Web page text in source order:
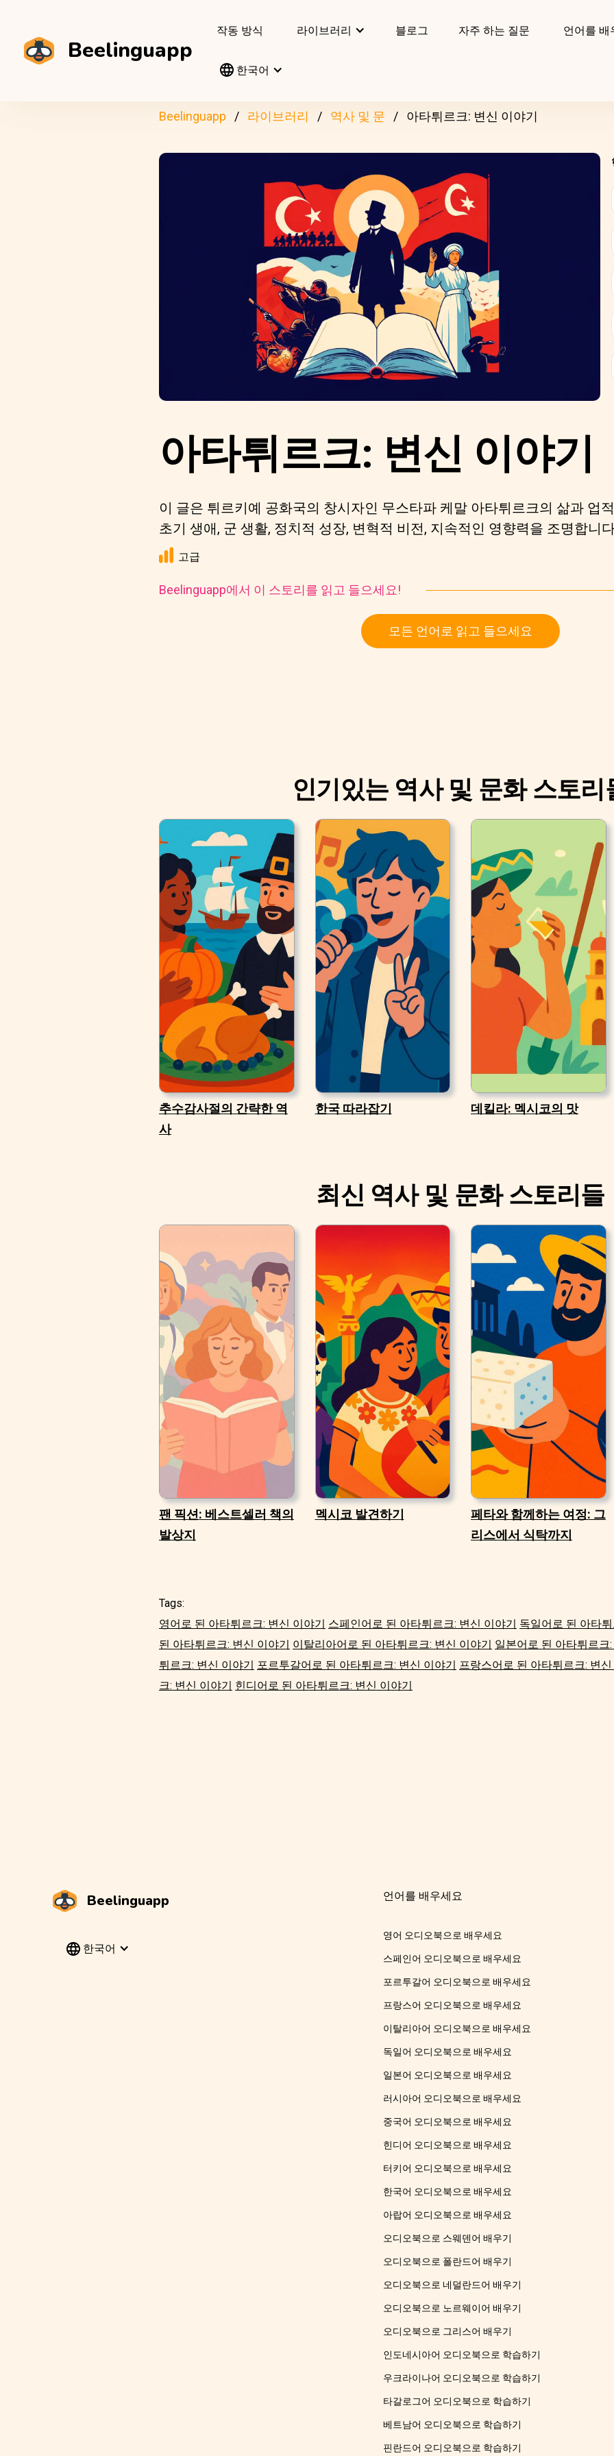
Beelinguapp
작동 방식 라이브러리 블로그 자주 하는 질문 언어를 배
한국어
Beelinguapp 라이브러리 역사 및 문 아타튀르크: 변신 이야기
아타튀르크: 변신 이야기
이 글은 튀르키예 공화국의 창시자인 무스타파 케말 아타튀르크의 삶과 업
초기 생애, 군 생활, 정치적 성장, 변혁적 비전, 지속적인 영향력을 조명합니
고급
Beelinguapp에서 이 스토리를 읽고 들으세요!
모든 언어로 읽고 들으세요
인기있는 역사 및 문화 스토리
추수감사절의 간략한 역
사
한국 따라잡기 데킬라: 멕시코의 맛
최신 역사 및 문화 스토리들
팬 픽션: 베스트셀러 책의
발상지
멕시코 발견하기
페타와 함께하는 여정: 그
리스에서 식탁까지
Tags:
영어로 된 아타튀르크: 변신 이야기
스페인어로 된 아타튀르크: 변신 이야기
독일어로 된 아타
된 아타튀르크: 변신 이야기
이탈리아어로 된 아타튀르크: 변신 이야기
일본어로 된 아타튀르크
튀르크: 변신 이야기
포르투갈어로 된 아타튀르크: 변신 이야기
프랑스어로 된 아타튀르크: 변
크: 변신 이야기
힌디어로 된 아타튀르크: 변신 이야기
Beelinguapp
한국어
언어를 배우세요
영어 오디오북으로 배우세요
스페인어 오디오북으로 배우세요
포르투갈어 오디오북으로 배우세요
프랑스어 오디오북으로 배우세요
이탈리아어 오디오북으로 배우세요
독일어 오디오북으로 배우세요
일본어 오디오북으로 배우세요
러시아어 오디오북으로 배우세요
중국어 오디오북으로 배우세요
힌디어 오디오북으로 배우세요
터키어 오디오북으로 배우세요
한국어 오디오북으로 배우세요
아랍어 오디오북으로 배우세요
오디오북으로 스웨덴어 배우기
오디오북으로 폴란드어 배우기
오디오북으로 네덜란드어 배우기
오디오북으로 노르웨이어 배우기
오디오북으로 그리스어 배우기
인도네시아어 오디오북으로 학습하기
우크라이나어 오디오북으로 학습하기
타갈로그어 오디오북으로 학습하기
베트남어 오디오북으로 학습하기
핀란드어 오디오북으로 학습하기